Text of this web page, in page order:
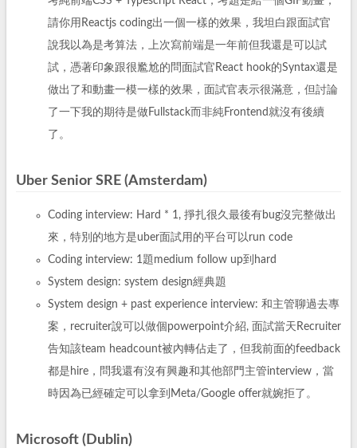
請你用Reactjs coding出一個一樣的效果，我坦白跟面試官
說我以為是考算法，上次寫前端是一年前但我還是可以試
試，憑著印象跟很尷尬的問面試官React hook的Syntax還是
做出了和動畫一模一樣的效果，面試官表示很滿意，但討論
了一下我的期待是做Fullstack而非純Frontend就沒有後續
了。
Uber Senior SRE (Amsterdam)
Coding interview: Hard * 1, 掙扎很久最後有bug沒完整做出
來，特別的地方是uber面試用的平台可以run code
Coding interview: 1題medium follow up到hard
System design: system design經典題
System design + past experience interview: 和主管聊過去專
案，recruiter說可以做個powerpoint介紹, 面試當天Recruiter
告知該team headcount被內轉佔走了，但我前面的feedback
都是hire，問我還有沒有興趣和其他部門主管interview，當
時因為已經確定可以拿到Meta/Google offer就婉拒了。
Microsoft (Dublin)